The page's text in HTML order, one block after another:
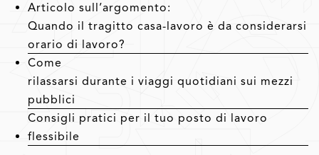
Articolo sull’argomento:
Quando il tragitto casa-lavoro è da considerarsi
orario di lavoro?
Come
rilassarsi durante i viaggi quotidiani sui mezzi
pubblici
Consigli pratici per il tuo posto di lavoro
flessibile